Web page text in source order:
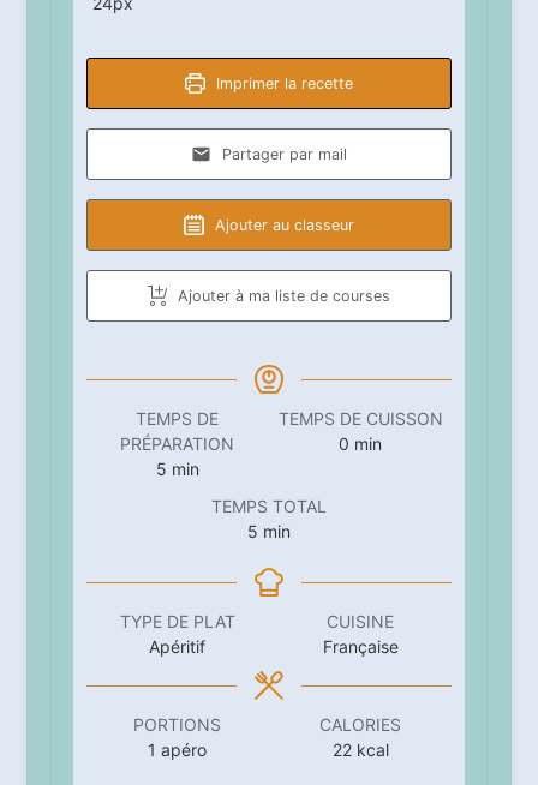
Imprimer la recette
Partager par mail
Ajouter au classeur
Ajouter à ma liste de courses
TEMPS DE
PRÉPARATION
5minutes
min
TEMPS DE CUISSON
0 minutes
min
TEMPS TOTAL
5minutes
min
TYPE DE PLAT
Apéritif
CUISINE
Française
PORTIONS
1 apéro
CALORIES
22 kcal